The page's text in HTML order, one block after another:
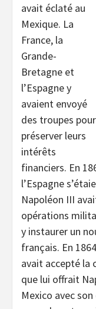
avait éclaté au
Mexique. La
France, la
Grande-
Bretagne et
l’Espagne y
avaient envoyé
des troupes pour
préserver leurs
intérêts
financiers. En
l’Espagne
Napoléon III
opérations
y instaurer un
français. En
avait accepté la
que lui offrait
Mexico avec